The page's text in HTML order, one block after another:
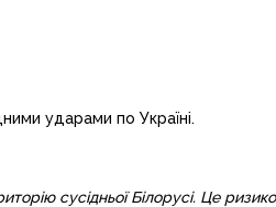
ударами по Україні.
сусідньої Білорусі. Це